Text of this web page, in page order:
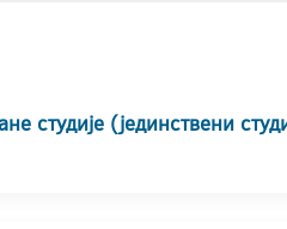
студије (јединствени